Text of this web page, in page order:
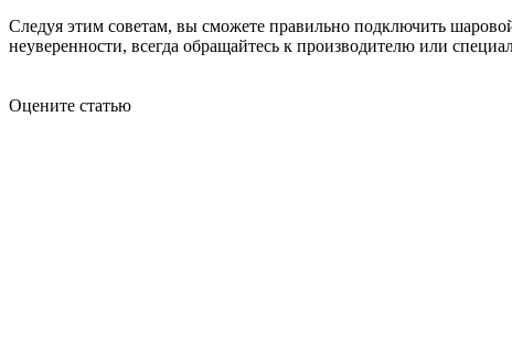
Следуя этим советам, вы сможете правильно подключить
неуверенности, всегда обращайтесь к производителю или
Оцените статью